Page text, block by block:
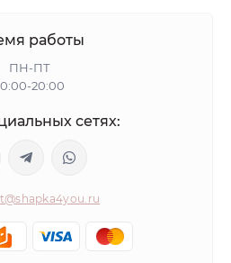
работы
ПН-ПТ
20:00
сетях: